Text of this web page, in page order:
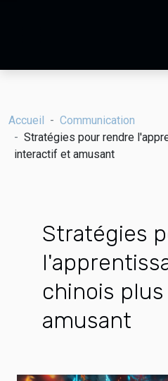
Accueil
Communication
Stratégies pour rendre
interactif et amusant
Stratégies
chinois
amusant